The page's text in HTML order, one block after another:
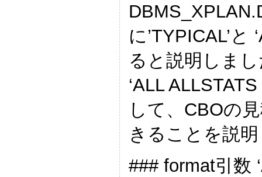
に’TYPICAL’と
ると説明しま
‘ALL
して、CBOの
きることを説
### format引数